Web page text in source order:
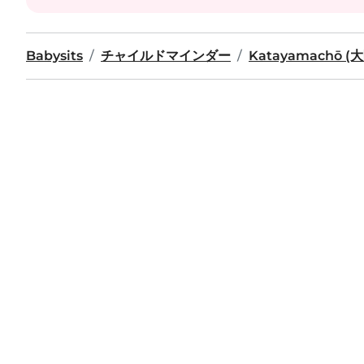
Babysits チャイルドマインダー Katayamachō (大